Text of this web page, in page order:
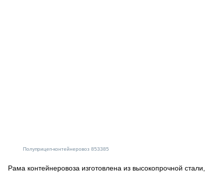
Полуприцеп-контейнеровоз 853385
Рама контейнеровоза изготовлена из высокопрочной стали,